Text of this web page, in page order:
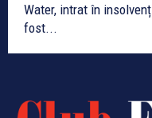
Water, intrat în
fost...